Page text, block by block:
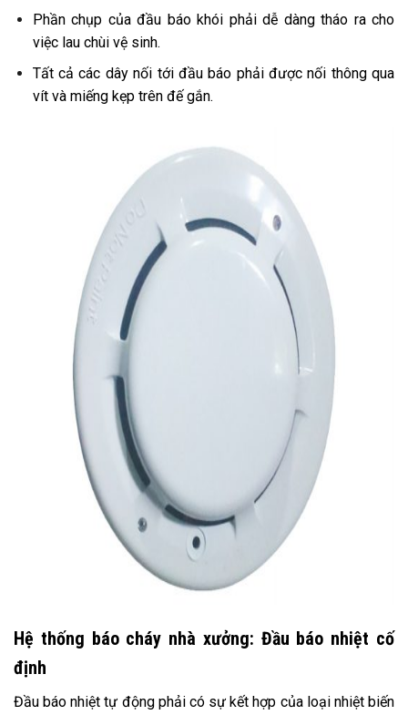
Phần chụp của đầu báo khói phải dễ dàng tháo ra cho
việc lau chùi vệ sinh.
Tất cả các dây nối tới đầu báo phải được nối thông qua
vít và miếng kẹp trên đế gắn.
Hệ thống báo cháy nhà xưởng: Đầu báo nhiệt cố
định
Đầu báo nhiệt tự động phải có sự kết hợp của loại nhiệt biến